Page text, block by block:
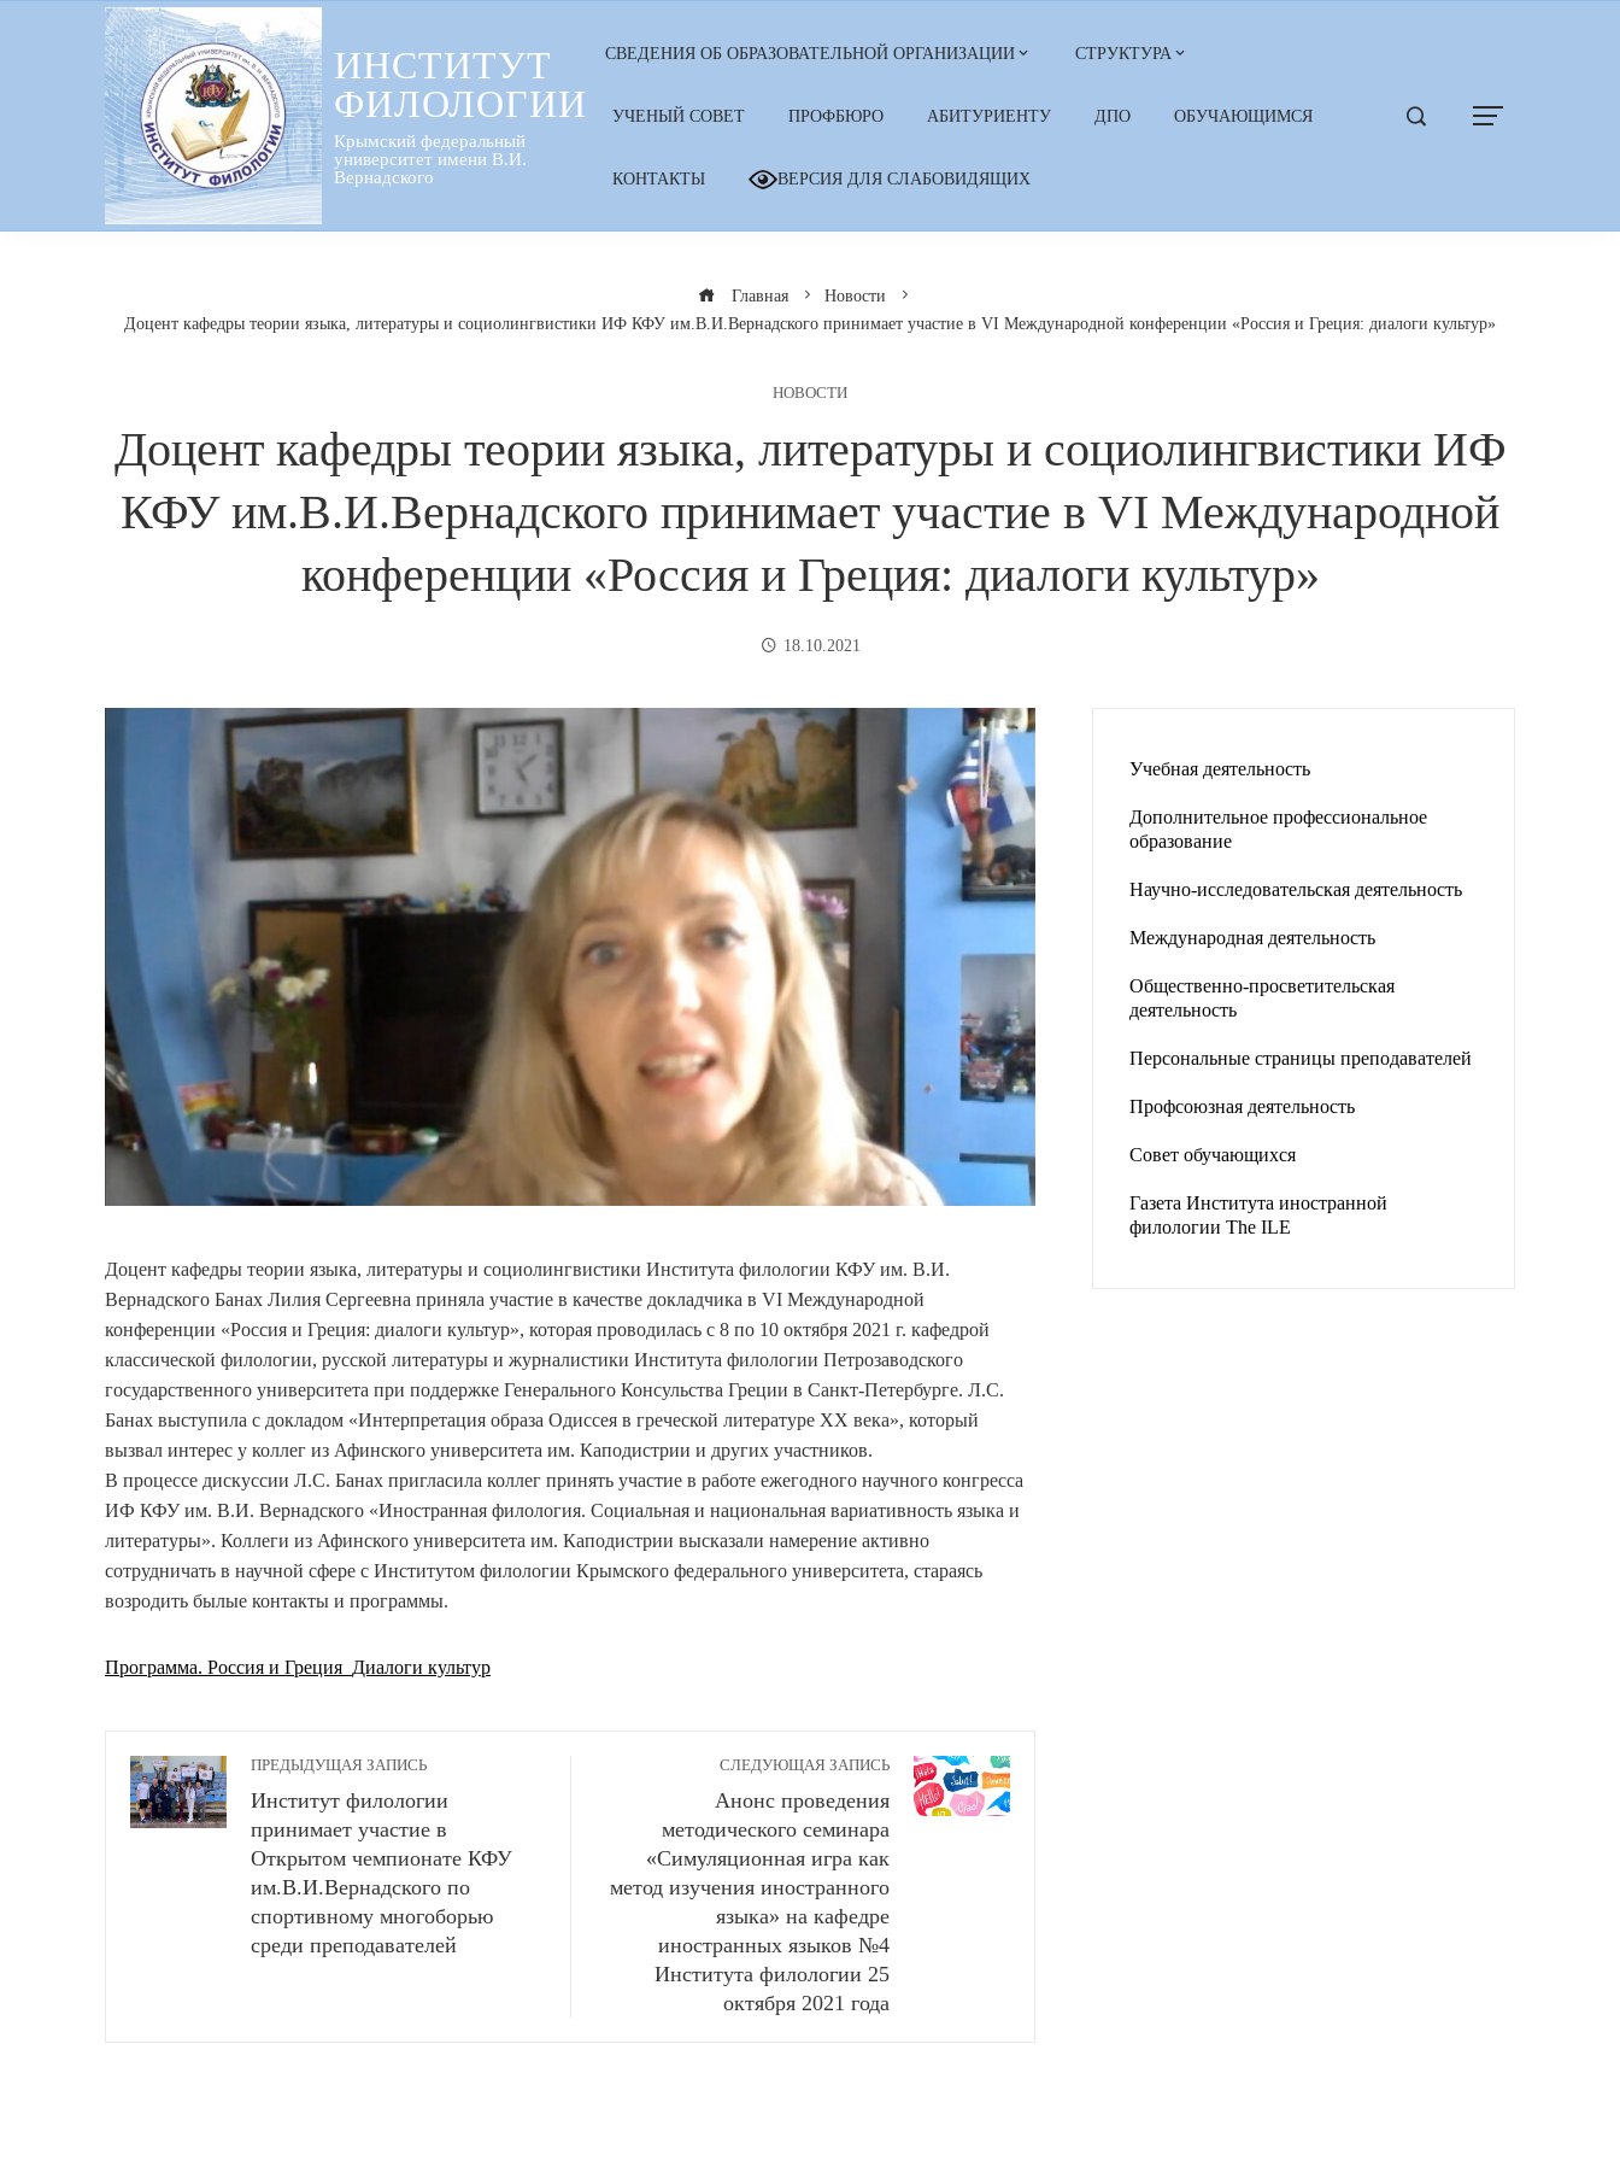
ИНСТИТУТ
ФИЛОЛОГИИ
Крымский федеральный
университет имени В.И.
Вернадского
СВЕДЕНИЯ ОБ ОБРАЗОВАТЕЛЬНОЙ ОРГАНИЗАЦИИ СТРУКТУРА
УЧЕНЫЙ СОВЕТ ПРОФБЮРО АБИТУРИЕНТУ ДПО ОБУЧАЮЩИМСЯ
КОНТАКТЫ ВЕРСИЯ ДЛЯ СЛАБОВИДЯЩИХ
Главная
Новости
Доцент кафедры теории языка, литературы и социолингвистики ИФ КФУ им.В.И.Вернадского принимает участие в VI Международной конференции «Россия и Греция: диалоги культур»
НОВОСТИ
Доцент кафедры теории языка, литературы и социолингвистики ИФ
КФУ им.В.И.Вернадского принимает участие в VI Международной
конференции «Россия и Греция: диалоги культур»
18.10.2021
Доцент кафедры теории языка, литературы и социолингвистики Института филологии КФУ им. В.И.
Вернадского Банах Лилия Сергеевна приняла участие в качестве докладчика в VI Международной
конференции «Россия и Греция: диалоги культур», которая проводилась с 8 по 10 октября 2021 г. кафедрой
классической филологии, русской литературы и журналистики Института филологии Петрозаводского
государственного университета при поддержке Генерального Консульства Греции в Санкт-Петербурге. Л.С.
Банах выступила с докладом «Интерпретация образа Одиссея в греческой литературе ХХ века», который
вызвал интерес у коллег из Афинского университета им. Каподистрии и других участников.
В процессе дискуссии Л.С. Банах пригласила коллег принять участие в работе ежегодного научного конгресса
ИФ КФУ им. В.И. Вернадского «Иностранная филология. Социальная и национальная вариативность языка и
литературы». Коллеги из Афинского университета им. Каподистрии высказали намерение активно
сотрудничать в научной сфере с Институтом филологии Крымского федерального университета, стараясь
возродить былые контакты и программы.
Программа. Россия и Греция_Диалоги культур
ПРЕДЫДУЩАЯ ЗАПИСЬ
Институт филологии
принимает участие в
Открытом чемпионате КФУ
им.В.И.Вернадского по
спортивному многоборью
среди преподавателей
СЛЕДУЮЩАЯ ЗАПИСЬ
Анонс проведения
методического семинара
«Симуляционная игра как
метод изучения иностранного
языка» на кафедре
иностранных языков №4
Института филологии 25
октября 2021 года
Учебная деятельность
Дополнительное профессиональное
образование
Научно-исследовательская деятельность
Международная деятельность
Общественно-просветительская
деятельность
Персональные страницы преподавателей
Профсоюзная деятельность
Совет обучающихся
Газета Института иностранной
филологии The ILE